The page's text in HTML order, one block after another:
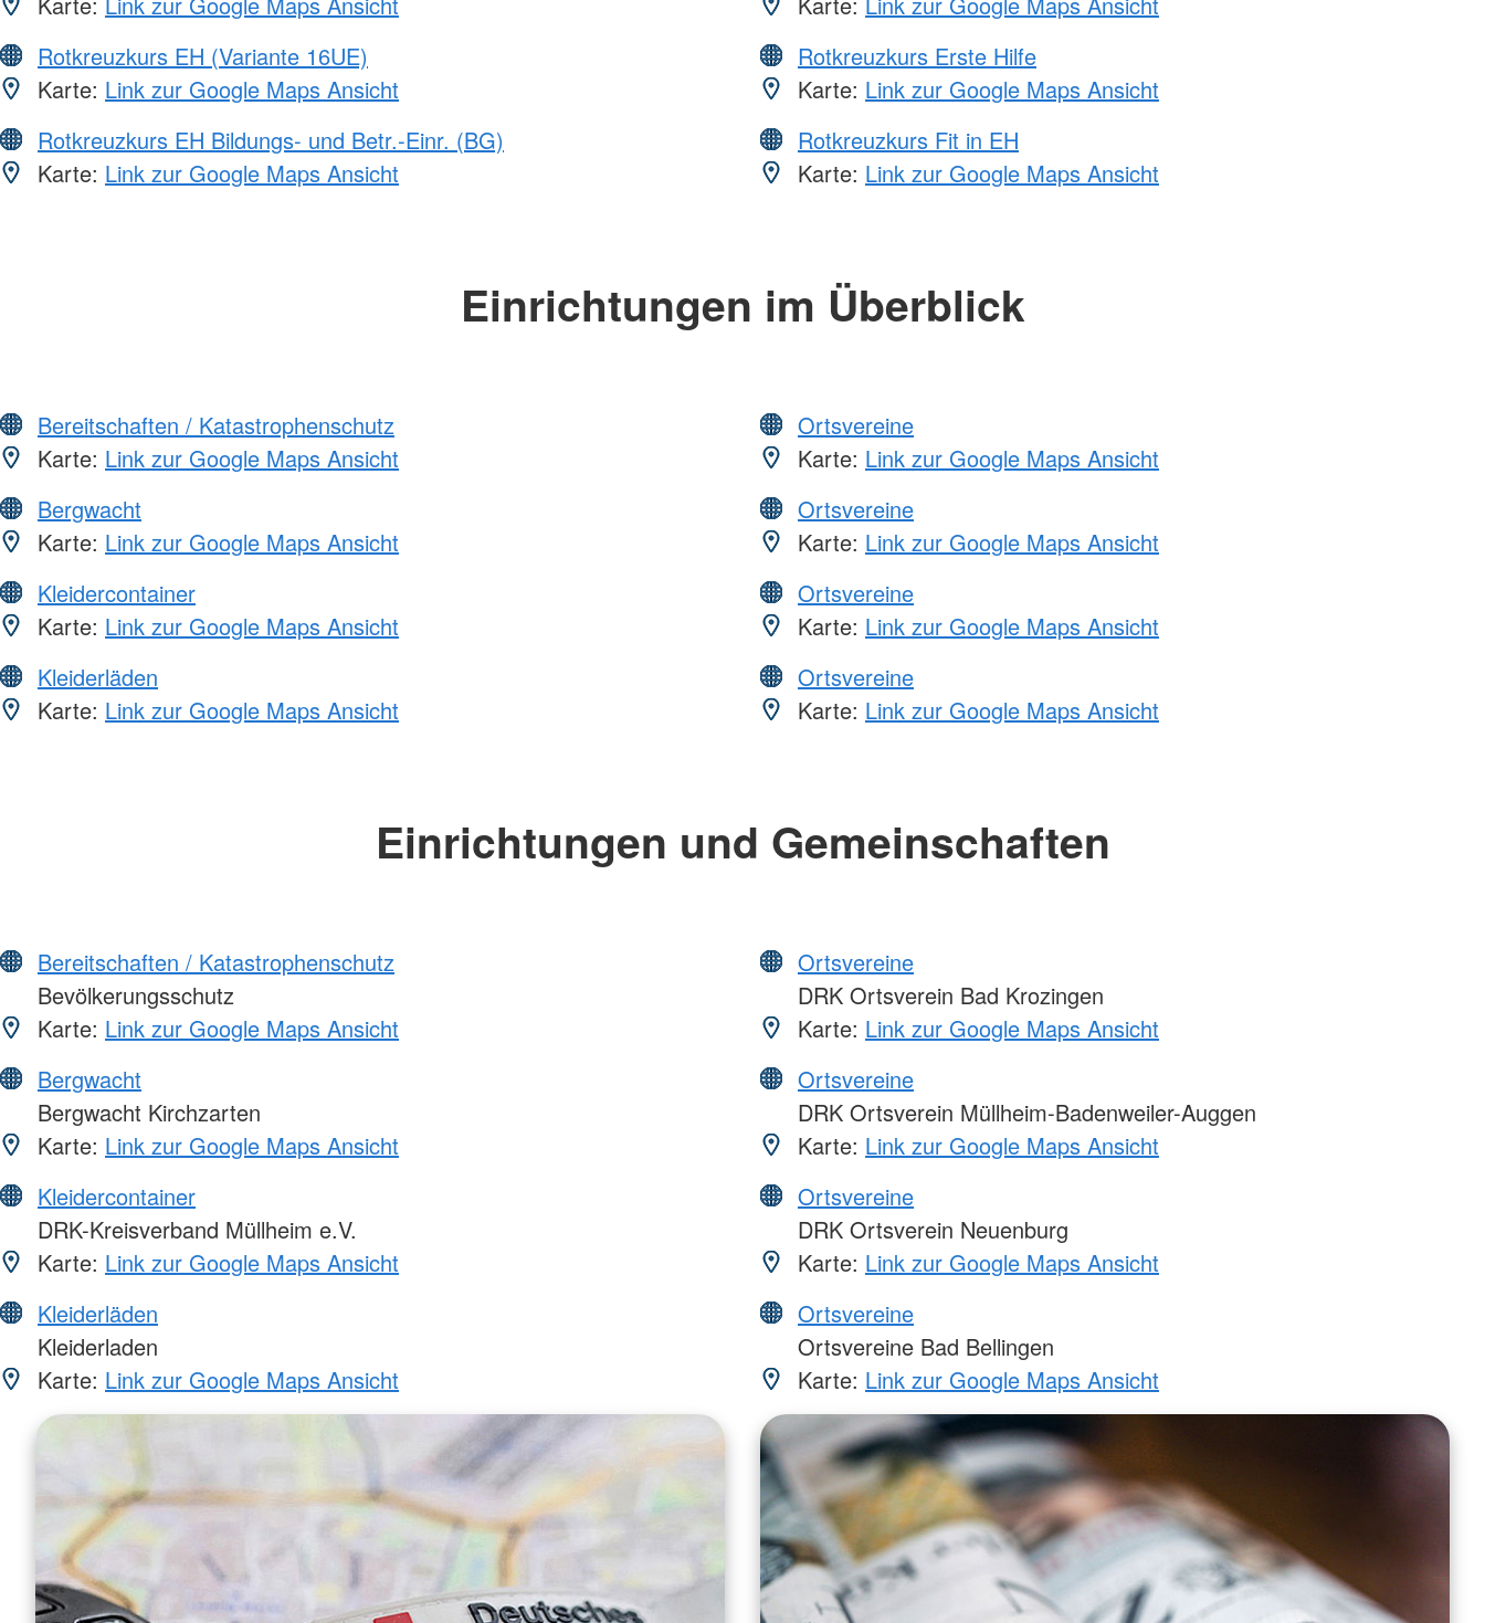
Rotkreuzkurs EH (Variante 16UE)
Karte: Link zur Google Maps Ansicht
Rotkreuzkurs EH Bildungs- und Betr.-Einr. (BG)
Karte: Link zur Google Maps Ansicht
Rotkreuzkurs Erste Hilfe
Karte: Link zur Google Maps Ansicht
Rotkreuzkurs Fit in EH
Karte: Link zur Google Maps Ansicht
Einrichtungen im Überblick
Bereitschaften / Katastrophenschutz
Karte: Link zur Google Maps Ansicht
Bergwacht
Karte: Link zur Google Maps Ansicht
Kleidercontainer
Karte: Link zur Google Maps Ansicht
Kleiderläden
Karte: Link zur Google Maps Ansicht
Ortsvereine
Karte: Link zur Google Maps Ansicht
Ortsvereine
Karte: Link zur Google Maps Ansicht
Ortsvereine
Karte: Link zur Google Maps Ansicht
Ortsvereine
Karte: Link zur Google Maps Ansicht
Einrichtungen und Gemeinschaften
Bereitschaften / Katastrophenschutz
Bevölkerungsschutz
Karte: Link zur Google Maps Ansicht
Bergwacht
Bergwacht Kirchzarten
Karte: Link zur Google Maps Ansicht
Kleidercontainer
DRK-Kreisverband Müllheim e.V.
Karte: Link zur Google Maps Ansicht
Kleiderläden
Kleiderladen
Karte: Link zur Google Maps Ansicht
Ortsvereine
DRK Ortsverein Bad Krozingen
Karte: Link zur Google Maps Ansicht
Ortsvereine
DRK Ortsverein Müllheim-Badenweiler-Auggen
Karte: Link zur Google Maps Ansicht
Ortsvereine
DRK Ortsverein Neuenburg
Karte: Link zur Google Maps Ansicht
Ortsvereine
Ortsvereine Bad Bellingen
Karte: Link zur Google Maps Ansicht